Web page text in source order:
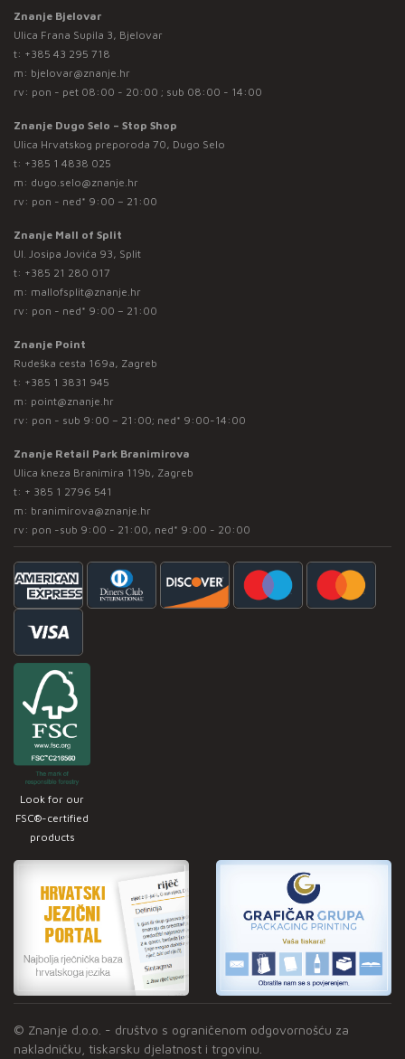
Znanje Bjelovar
Ulica Frana Supila 3, Bjelovar
t: +385 43 295 718
m: bjelovar@znanje.hr
rv: pon - pet 08:00 - 20:00 ; sub 08:00 - 14:00
Znanje Dugo Selo – Stop Shop
Ulica Hrvatskog preporoda 70, Dugo Selo
t: +385 1 4838 025
m: dugo.selo@znanje.hr
rv: pon - ned* 9:00 – 21:00
Znanje Mall of Split
Ul. Josipa Jovića 93, Split
t: +385 21 280 017
m: mallofsplit@znanje.hr
rv: pon - ned* 9:00 – 21:00
Znanje Point
Rudeška cesta 169a, Zagreb
t: +385 1 3831 945
m: point@znanje.hr
rv: pon - sub 9:00 – 21:00; ned* 9:00-14:00
Znanje Retail Park Branimirova
Ulica kneza Branimira 119b, Zagreb
t: + 385 1 2796 541
m: branimirova@znanje.hr
rv: pon -sub 9:00 - 21:00, ned* 9:00 - 20:00
Look for our
FSC®-certified
products
© Znanje d.o.o. - društvo s ograničenom odgovornošću za
nakladničku, tiskarsku djelatnost i trgovinu.